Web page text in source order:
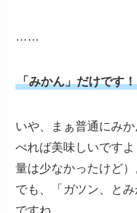
……
「みかん」だけです！
いや、まぁ普通にみ
べれば美味しいです
量は少なかったけど）
でも、「ガツン、と